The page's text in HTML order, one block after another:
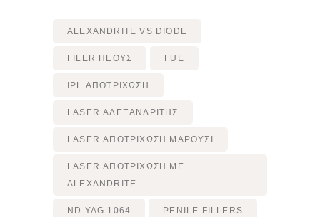
ALEXANDRITE VS DIODE
FILER ΠΈΟΥΣ FUE
IPL ΑΠΟΤΡΙΧΩΣΗ
LASER ΑΛΕΞΑΝΔΡΙΤΗΣ
LASER ΑΠΟΤΡΙΧΩΣΗ ΜΑΡΟΥΣΙ
LASER ΑΠΟΤΡΙΧΩΣΗ ΜΕ
ALEXANDRITE
ND YAG 1064 PENILE FILLERS